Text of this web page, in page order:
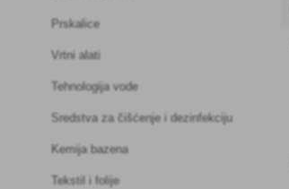
Prskalice
Vrtni alati
Tehnologija vode
Sredstva za čišćenje i dezinfekciju
Kemija bazena
Tekstil i folije